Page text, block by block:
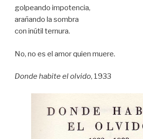
golpeando impotencia,
arañando la sombra
con inútil ternura.
No, no es el amor quien muere.
Donde habite el olvido, 1933